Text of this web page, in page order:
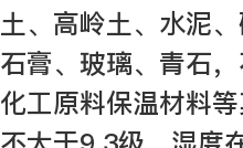
土、高岭土、水泥、
石膏、玻璃、青石，
化工原料保温材料